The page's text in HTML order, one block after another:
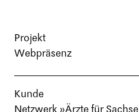
Projekt
Webpräsenz
Kunde
Netzwerk »Ärzte für